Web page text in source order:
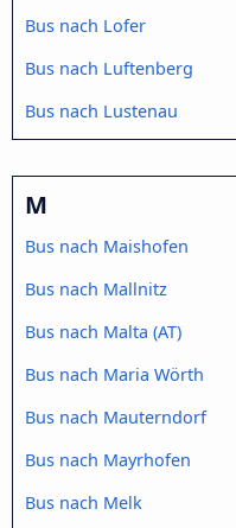
Bus nach Lofer
Bus nach Luftenberg
Bus nach Lustenau
M
Bus nach Maishofen
Bus nach Mallnitz
Bus nach Malta (AT)
Bus nach Maria Wörth
Bus nach Mauterndorf
Bus nach Mayrhofen
Bus nach Melk